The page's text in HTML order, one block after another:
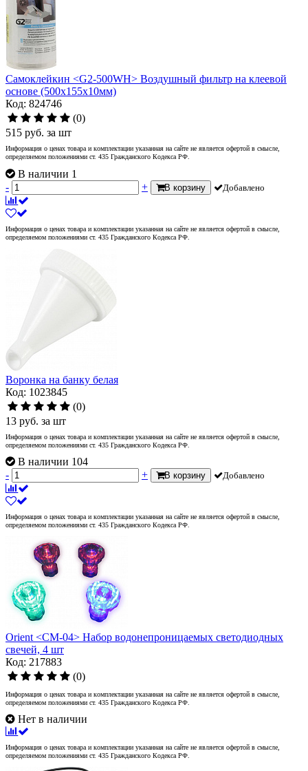
Самоклейкин <G2-500WH> Воздушный фильтр на клеевой
основе (500x155x10мм)
Код: 824746
(0)
515 руб. за шт
Информация о ценах товара и комплектации указанная на сайте не является офертой в смысле,
определяемом положениями ст. 435 Гражданского Кодекса РФ.
В наличии 1
-
+ В корзину Добавлено
Информация о ценах товара и комплектации указанная на сайте не является офертой в смысле,
определяемом положениями ст. 435 Гражданского Кодекса РФ.
Воронка на банку белая
Код: 1023845
(0)
13 руб. за шт
Информация о ценах товара и комплектации указанная на сайте не является офертой в смысле,
определяемом положениями ст. 435 Гражданского Кодекса РФ.
В наличии 104
-
+ В корзину Добавлено
Информация о ценах товара и комплектации указанная на сайте не является офертой в смысле,
определяемом положениями ст. 435 Гражданского Кодекса РФ.
Orient <CM-04> Набор водонепроницаемых светодиодных
свечей, 4 шт
Код: 217883
(0)
Информация о ценах товара и комплектации указанная на сайте не является офертой в смысле,
определяемом положениями ст. 435 Гражданского Кодекса РФ.
Нет в наличии
Информация о ценах товара и комплектации указанная на сайте не является офертой в смысле,
определяемом положениями ст. 435 Гражданского Кодекса РФ.